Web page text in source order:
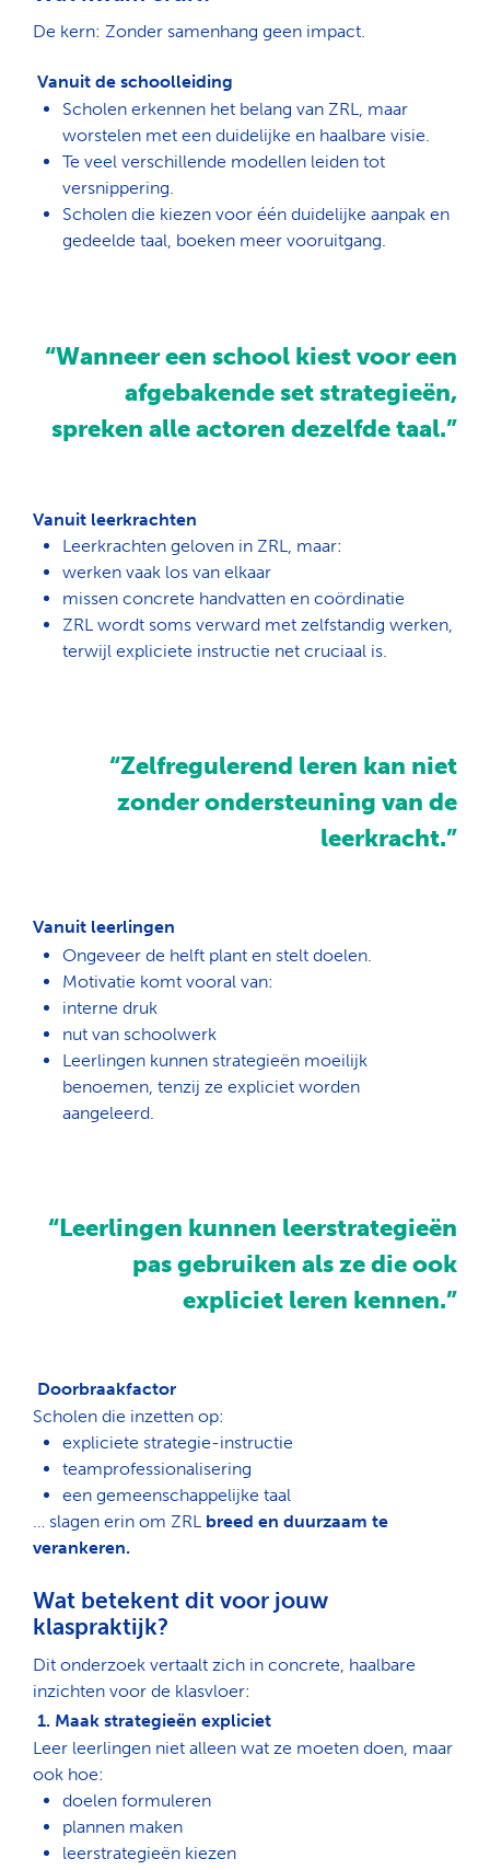
De kern: Zonder samenhang geen impact.
Vanuit de schoolleiding
Scholen erkennen het belang van ZRL, maar
worstelen meteen duidelijke en haalbare visie.
Te veel verschillende modellen leiden tot
versnippering.
Scholen die kiezen vooréén duidelijke aanpak en
gedeelde taal, boeken meer vooruitgang.
“Wanneer een school kiest voor een
afgebakende set strategieën,
spreken alle actoren dezelfde taal.”
Vanuit leerkrachten
Leerkrachten geloven in ZRL, maar:
werken vaak los van elkaar
missen concrete handvatten en coördinatie
ZRL wordt soms verward metzelfstandig werken
terwijl expliciete instructie net cruciaal is.
“Zelfregulerend leren kan niet
zonder ondersteuning van de
leerkracht.”
Vanuit leerlingen
Ongeveerde helft plant en stelt doelen
Motivatie komt vooral van:
interne druk
nut van schoolwerk
Leerlingen kunnen strategieën moeilijk
benoemen , tenzij ze expliciet worden
aangeleerd.
“Leerlingen kunnen leerstrategieën
pas gebruiken als ze die ook
expliciet leren kennen.”
Doorbraakfactor
Scholen die inzetten op:
expliciete strategie-instructie
teamprofessionalisering
een gemeenschappelijke taal
… slagen erin om ZRL breed en duurzaam te
verankeren.
Wat betekent dit voor jouw
klaspraktijk?
Dit onderzoek vertaalt zich in concrete, haalbare
inzichten voor de klasvloer:
1. Maak strategieën expliciet
Leer leerlingen niet alleenwat ze moeten doen, maar
ook hoe:
doelen formuleren
plannen maken
leerstrategieën kiezen